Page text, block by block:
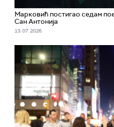
Марковић постигао седам
Сан Антонија
13. 07. 2026.